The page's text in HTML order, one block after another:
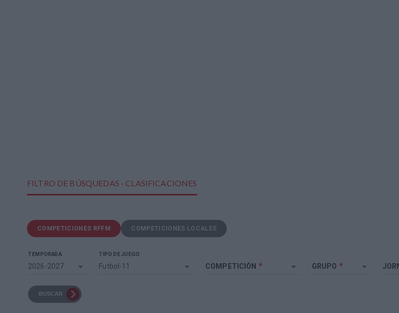
FILTRO DE BÚSQUEDAS - CLASIFICACIONES
COMPETICIONES RFFM COMPETICIONES LOCALES
TEMPORADA
2026-2027
TIPO DE JUEGO
Futbol-11 COMPETICIÓN * GRUPO *
BUSCAR